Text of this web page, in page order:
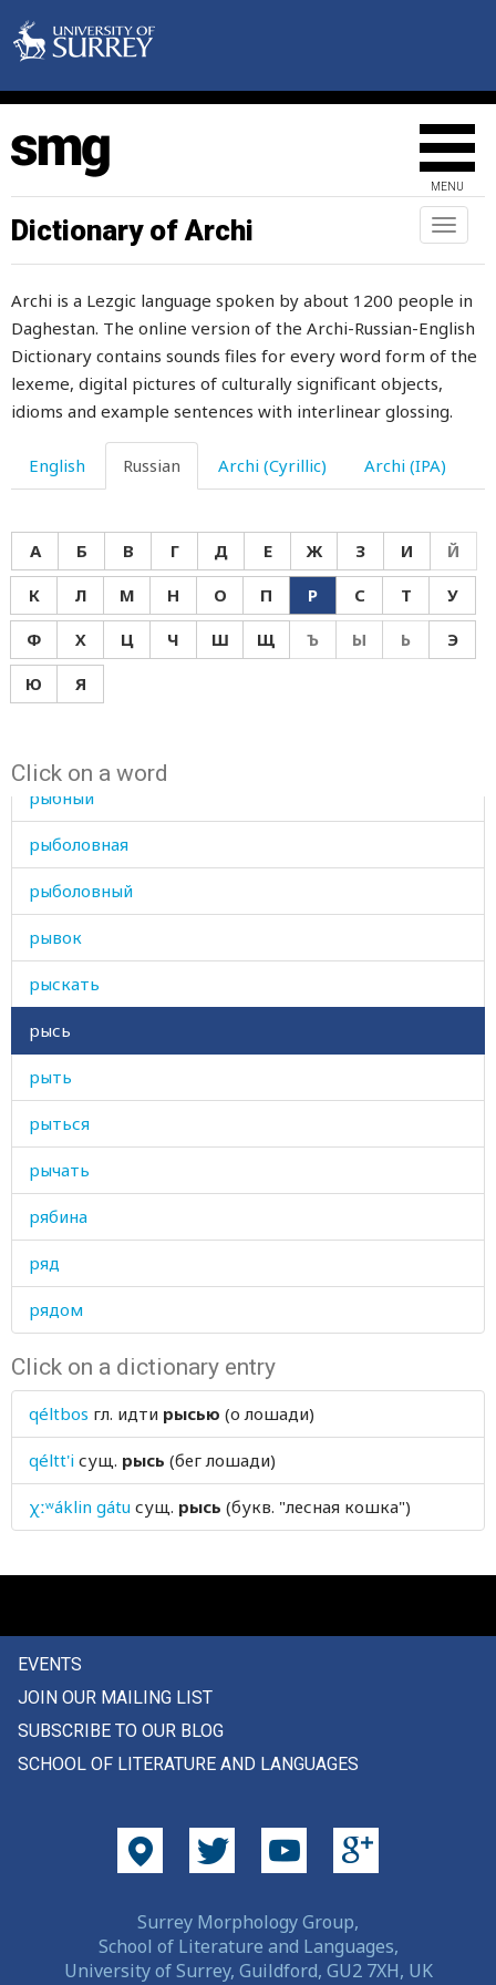
MENU
Toggle
Dictionary of Archi
Archi is a Lezgic language spoken by about 1200 people in
Daghestan. The online version of the Archi-Russian-English
Dictionary contains sounds files for every word form of the
lexeme, digital pictures of culturally significant objects,
idioms and example sentences with interlinear glossing.
English Russian Archi (Cyrillic) Archi (IPA)
А Б В Г Д Е Ж З И
Й
К
Л М Н О П Р С Т
У
Ф
Х Ц Ч Ш Щ Ъ Ы Ь
Э
Ю
Я
Click on a word
ругань
ругать
ругаться
ружье
руины
рукав
рукавица
руководитель
рукоятка
руно
русская
русский
ручка
рыбный
рыболовная
рыболовный
рывок
рыскать
рысь
рыть
рыться
рычать
рябина
ряд
рядом
Click on a dictionary entry
qéltbos гл. идти рысью (о лошади)
qéltt'i сущ. рысь (бег лошади)
χːʷáklin gátu сущ. рысь (букв. "лесная кошка")
EVENTS
JOIN OUR MAILING LIST
SUBSCRIBE TO OUR BLOG
SCHOOL OF LITERATURE AND LANGUAGES
Surrey Morphology Group,
School of Literature and Languages,
University of Surrey, Guildford, GU2 7XH, UK